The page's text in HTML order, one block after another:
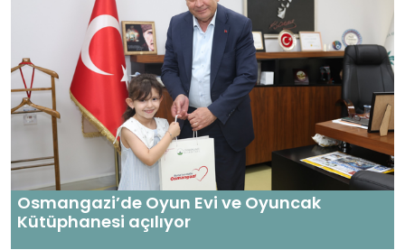
Osmangazi’de Oyun Evi ve Oyuncak
Kütüphanesi açılıyor